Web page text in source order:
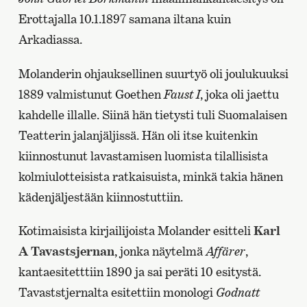
Erottajalla 10.1.1897 samana iltana kuin
Arkadiassa.
Molanderin ohjauksellinen suurtyö oli joulukuuksi
1889 valmistunut Goethen Faust I, joka oli jaettu
kahdelle illalle. Siinä hän tietysti tuli Suomalaisen
Teatterin jalanjäljissä. Hän oli itse kuitenkin
kiinnostunut lavastamisen luomista tilallisista
kolmiulotteisista ratkaisuista, minkä takia hänen
kädenjäljestään kiinnostuttiin.
Kotimaisista kirjailijoista Molander esitteli Karl
A Tavastsjernan, jonka näytelmäAffärer,
kantaesitetttiin 1890 ja sai peräti 10 esitystä.
Tavaststjernalta esitettiin monologi Godnatt